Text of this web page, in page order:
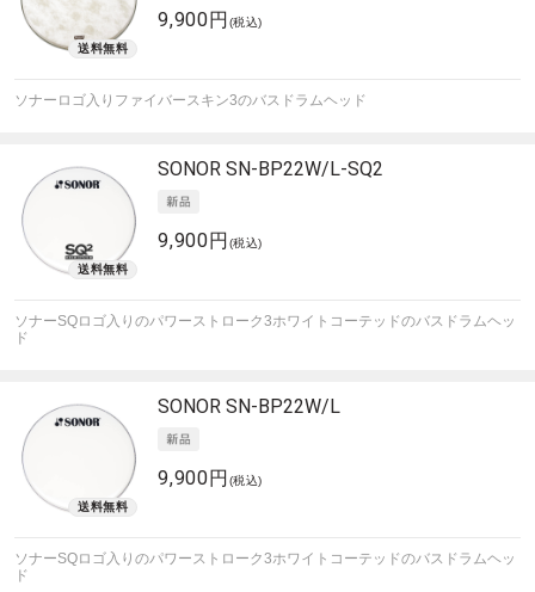
9,900円 (税込)
ソナーロゴ入りファイバースキン3のバスドラムヘッド
SONOR SN-BP22W/L-SQ2
9,900円 (税込)
ソナーSQロゴ入りのパワーストローク3ホワイトコーテッドのバスドラムヘッ
ド
SONOR SN-BP22W/L
9,900円 (税込)
ソナーSQロゴ入りのパワーストローク3ホワイトコーテッドのバスドラムヘッ
ド